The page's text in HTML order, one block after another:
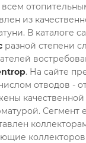
из
В каталоге
разной степени
. На сайте
отводов - от
Сегмент